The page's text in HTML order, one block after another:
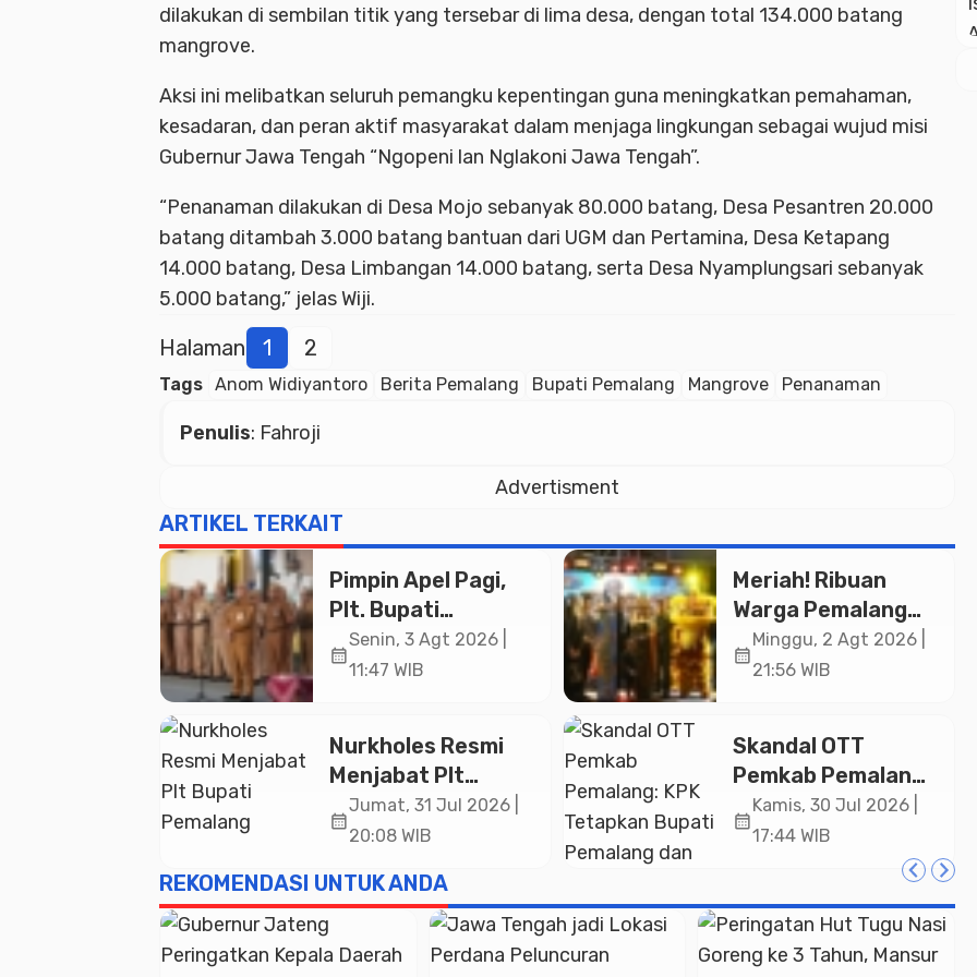
dilakukan di sembilan titik yang tersebar di lima desa, dengan total 134.000 batang
mangrove.
Aksi ini melibatkan seluruh pemangku kepentingan guna meningkatkan pemahaman,
kesadaran, dan peran aktif masyarakat dalam menjaga lingkungan sebagai wujud misi
Gubernur Jawa Tengah “Ngopeni lan Nglakoni Jawa Tengah”.
“Penanaman dilakukan di Desa Mojo sebanyak 80.000 batang, Desa Pesantren 20.000
batang ditambah 3.000 batang bantuan dari UGM dan Pertamina, Desa Ketapang
14.000 batang, Desa Limbangan 14.000 batang, serta Desa Nyamplungsari sebanyak
5.000 batang,” jelas Wiji.
Halaman 1 2
Tags Anom Widiyantoro Berita Pemalang Bupati Pemalang Mangrove Penanaman
Penulis: Fahroji
Advertisment
ARTIKEL TERKAIT
Pimpin Apel Pagi,
Plt. Bupati
Pemalang
Tekankan Disiplin
Publik
calendar_month
Senin, 3 Agt 2026 |
11:47 WIB
Meriah! Ribuan
Warga Pemalang
Padati Kirab
Festival Kamir
calendar_month
Minggu, 2 Agt 2026 |
21:56 WIB
Nurkholes Resmi
Menjabat Plt
Bupati Pemalang
calendar_month
Jumat, 31 Jul 2026 |
20:08 WIB
Skandal OTT
Pemkab Pemalang:
KPK Tetapkan
Bupati Pemalang
Tersangka
Pemerasan Rp1,98
calendar_month
Kamis, 30 Jul 2026 |
17:44 WIB
REKOMENDASI UNTUK ANDA